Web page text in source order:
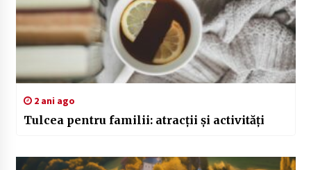
2 ani ago
Tulcea pentru familii: atracții și activități